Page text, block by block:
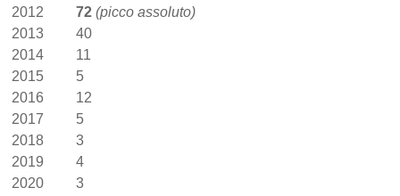
2012
72 (picco assoluto)
2013
40
2014
11
2015
5
2016
12
2017
5
2018
3
2019
4
2020
3